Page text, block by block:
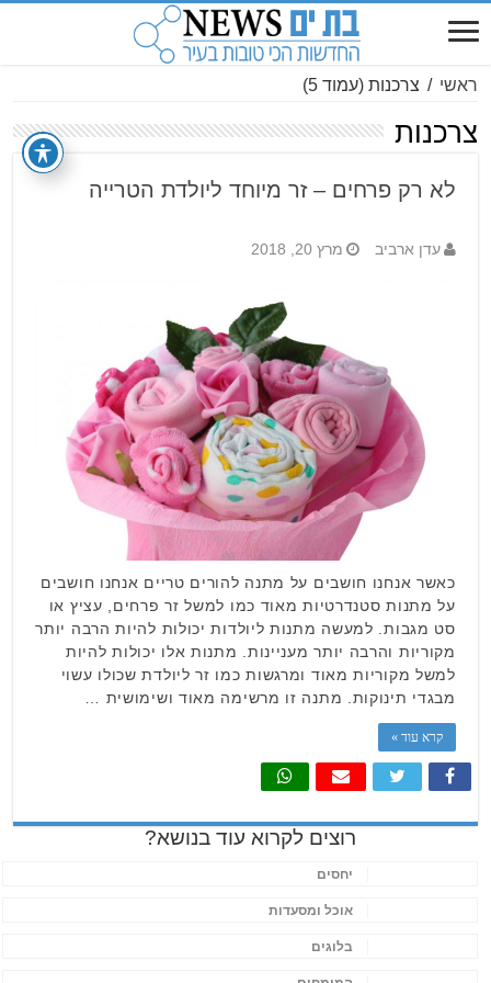
ראשי / צרכנות (עמוד 5)
צרכנות
לא רק פרחים – זר מיוחד ליולדת הטרייה
עדן ארביב מרץ 20, 2018
כאשר אנחנו חושבים על מתנה להורים טריים אנחנו חושבים
על מתנות סטנדרטיות מאוד כמו למשל זר פרחים, עציץ או
סט מגבות. למעשה מתנות ליולדות יכולות להיות הרבה יותר
מקוריות והרבה יותר מעניינות. מתנות אלו יכולות להיות
למשל מקוריות מאוד ומרגשות כמו זר ליולדת שכולו עשוי
מבגדי תינוקות. מתנה זו מרשימה מאוד ושימושית …
קרא עוד »
רוצים לקרוא עוד בנושא?
יחסים
אוכל ומסעדות
בלוגים